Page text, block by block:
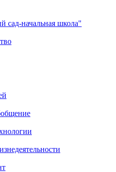
сад-начальная школа"